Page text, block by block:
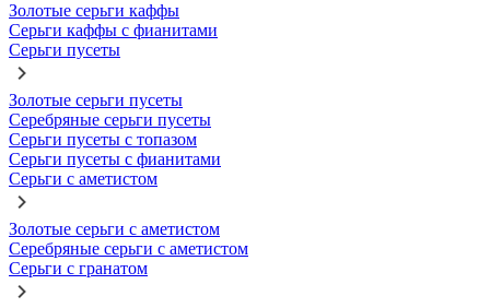
Золотые серьги каффы
Серьги каффы с фианитами
Серьги пусеты
Золотые серьги пусеты
Серебряные серьги пусеты
Серьги пусеты с топазом
Серьги пусеты с фианитами
Серьги с аметистом
Золотые серьги с аметистом
Серебряные серьги с аметистом
Серьги с гранатом